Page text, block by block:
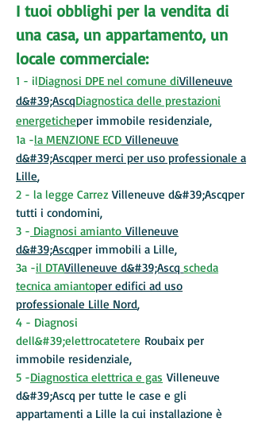
I tuoi obblighi per la vendita di
una casa, un appartamento, un
locale commerciale:
1 - ilDiagnosi DPE nel comune diVilleneuve
d&#39;AscqDiagnostica delle prestazioni
energeticheper immobile residenziale,
1a -la MENZIONE ECD Villeneuve
d&#39;Ascqper merci per uso professionale a
Lille,
2 - la legge Carrez Villeneuve d&#39;Ascqper
tutti i condomini,
3 - Diagnosi amianto Villeneuve
d&#39;Ascqper immobili a Lille,
3a -il DTAVilleneuve d&#39;Ascq scheda
tecnica amiantoper edifici ad uso
professionale Lille Nord,
4 - Diagnosi
dell&#39;elettrocatetere Roubaix per
immobile residenziale,
5 -Diagnostica elettrica e gas Villeneuve
d&#39;Ascq per tutte le case e gli
appartamenti a Lille la cui installazione è